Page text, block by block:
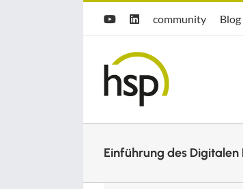
YouTubeLinkedIn
Hsp
community
community
hsp
Blog
Blog
Einführung des